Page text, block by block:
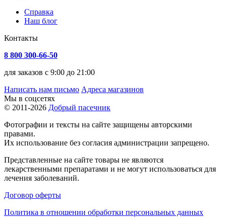
Справка
Наш блог
Контакты
8 800 300-66-50
для заказов с 9:00 до 21:00
Написать нам письмо Адреса магазинов
Мы в соцсетях
© 2011-2026 Добрый пасечник
Фотографии и тексты на сайте защищены авторскими
правами.
Их использование без согласия администрации запрещено.
Представленные на сайте товары не являются
лекарственными препаратами и не могут использоваться для
лечения заболеваний.
Договор оферты
Политика в отношении обработки персональных данных